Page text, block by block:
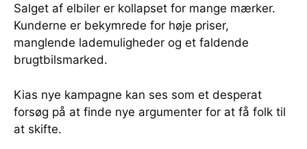
Salget af elbiler er kollapset for mange mærker.
Kunderne er bekymrede for høje priser,
manglende lademuligheder og et faldende
brugtbilsmarked.
Kias nye kampagne kan ses som et desperat
forsøg på at finde nye argumenter for at få folk til
at skifte.